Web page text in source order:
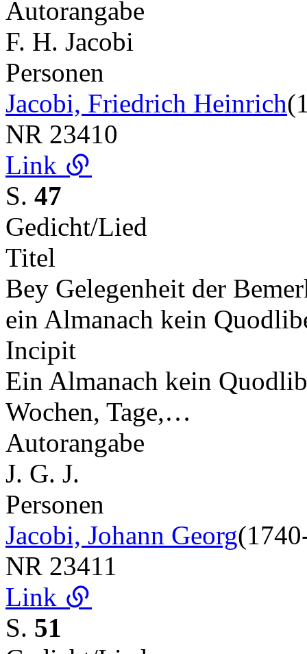
Autorangabe
F. H. Jacobi
Personen
Jacobi, Friedrich Heinrich
NR 23410
Link
S. 47
Gedicht/Lied
Titel
Bey Gelegenheit der
ein Almanach kein
Incipit
Ein Almanach kein
Wochen, Tage,…
Autorangabe
J. G. J.
Personen
Jacobi, Johann Georg
NR 23411
Link
S. 51